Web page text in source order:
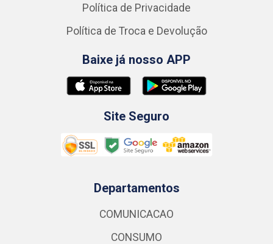
Política de Privacidade
Política de Troca e Devolução
Baixe já nosso APP
Site Seguro
Departamentos
COMUNICACAO
CONSUMO